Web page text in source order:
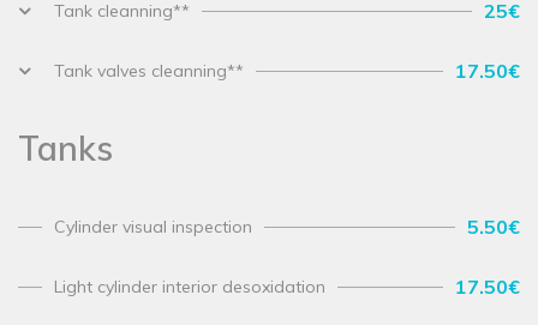
Tank cleanning** 25€
Tank valves cleanning** 17.50€
Tanks
Cylinder visual inspection 5.50€
Light cylinder interior desoxidation 17.50€